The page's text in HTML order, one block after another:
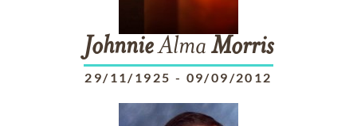
JohnnieAlma Morris
29/11/1925 - 09/09/2012